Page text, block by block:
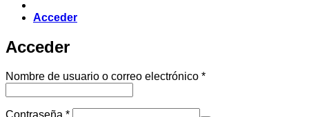
Acceder
Acceder
Nombre de usuario o correo electrónico *Obligatorio
Contraseña *Obligatorio